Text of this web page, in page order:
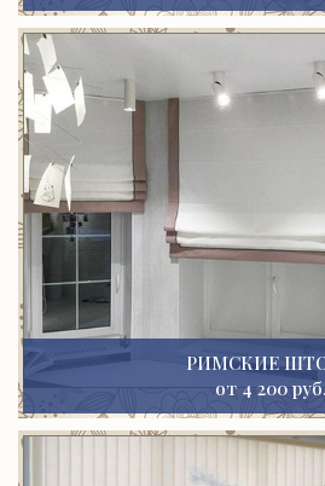
РИМСКИЕ
от 4 200 руб.